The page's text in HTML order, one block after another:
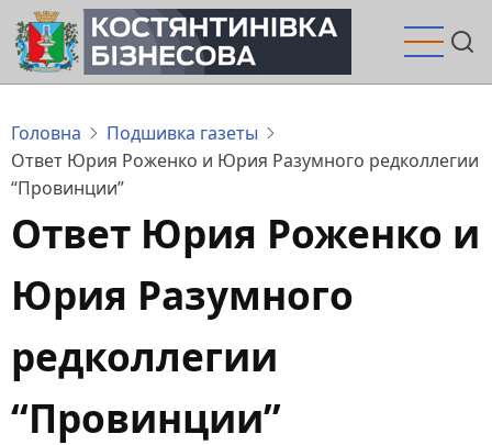
Перейти
до
основного
Головна
Подшивка газеты
Ответ Юрия Роженко и Юрия Разумного редколлегии
“Провинции”
Ответ Юрия Роженко и
Юрия Разумного
редколлегии
“Провинции”